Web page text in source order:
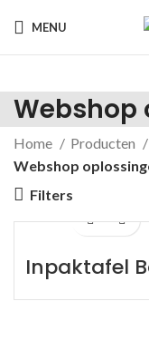
MENU
Webshop
Home Producten
Webshop
Filters
Inpaktafel